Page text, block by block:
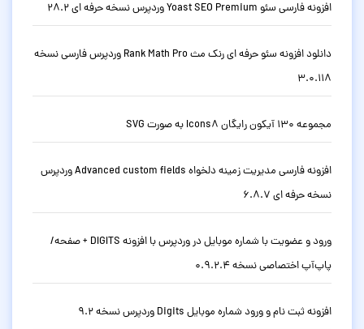
افزونه فارسی سئو Yoast SEO Premium وردپرس نسخه حرفه ای 28.2
دانلود افزونه سئو حرفه ای رنک مث Rank Math Pro وردپرس فارسی نسخه
3.0.118
مجموعه 130 آیکون رایگان Icons8 به صورت SVG
افزونه فارسی مدیریت زمینه دلخواه Advanced custom fields وردپرس
نسخه حرفه ای 6.8.7
ورود و عضویت با شماره موبایل در وردپرس با افزونه DIGITS + صفحه/
پاپ‌آپ اختصاصی نسخه 0.9.2.4
افزونه ثبت نام و ورود شماره موبایل Digits وردپرس نسخه 9.2